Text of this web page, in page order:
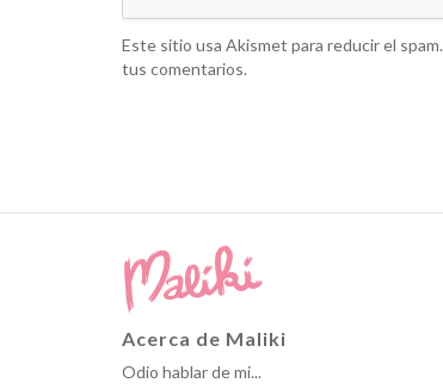
Este sitio usa Akismet para reducir el spam.
tus comentarios.
Acerca de Maliki
Odio hablar de mi...